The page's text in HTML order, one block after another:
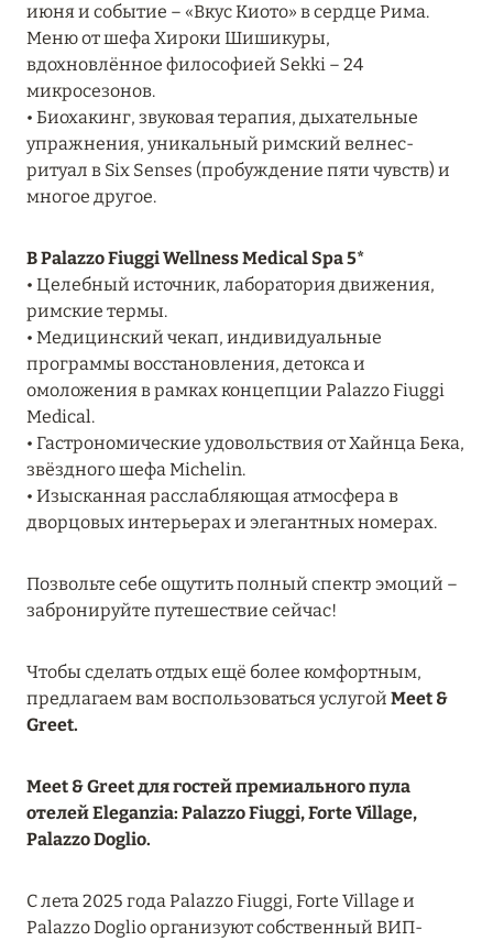
Подробнее
04 апреля 2025
ATLANTIS THE PALM: НОВЫЙ ПАКЕТ
НАПИТКОВ ДЛЯ HB И FB
Подробнее
13 февраля 2025
MANDARIN ORIENTAL JUMEIRA, DUBAI:
СКИДКИ ДО 30 % ОТ СУММЫ КОНТРАКТА НА
РАЗМЕЩЕНИЕ ВЕСНОЙ
Подробнее
11 декабря 2024
RIXOS PREMIUM SAADIYAT ISLAND ABU DHABI:
ЭКСКЛЮЗИВНО»
Подробнее
27 сентября 2024
HÔTEL BARRIÈRE LES NEIGES
27 сентября 2024
HÔTEL BARRIÈRE LES NEIGES
Подробнее
июня и событие – «Вкус Киото» в сердце Рима.
Меню от шефа Хироки Шишикуры,
вдохновлённое философией Sekki – 24
микросезонов.
• Биохакинг, звуковая терапия, дыхательные
упражнения, уникальный римский велнес-
ритуал в Six Senses (пробуждение пяти чувств) и
многое другое.
В Palazzo Fiuggi Wellness Medical Spa 5*
• Целебный источник, лаборатория движения,
римские термы.
• Медицинский чекап, индивидуальные
программы восстановления, детокса и
омоложения в рамках концепции Palazzo Fiuggi
Medical.
• Гастрономические удовольствия от Хайнца Бека,
звёздного шефа Michelin.
• Изысканная расслабляющая атмосфера в
дворцовых интерьерах и элегантных номерах.
Позвольте себе ощутить полный спектр эмоций –
забронируйте путешествие сейчас!
Чтобы сделать отдых ещё более комфортным,
предлагаем вам воспользоваться услугой Meet &
Greet.
Meet & Greet для гостей премиального пула
отелей Eleganzia: Palazzo Fiuggi, Forte Village,
Palazzo Doglio.
C лета 2025 года Palazzo Fiuggi, Forte Village и
Palazzo Doglio организуют собственный ВИП-